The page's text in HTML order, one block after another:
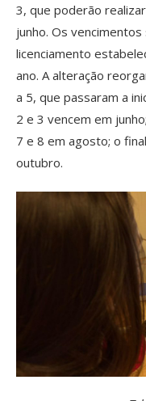
3, que poderão
junho. Os
licenciamento
ano. A alteração
a 5, que passaram a
2 e 3 vencem em
7 e 8 em agosto; o
outubro.